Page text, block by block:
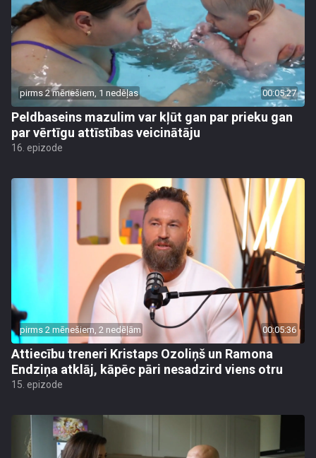
pirms 2 mēnešiem, 1 nedēļas 00:05:27
Peldbaseins mazulim var kļūt gan par prieku gan
par vērtīgu attīstības veicinātāju
16. epizode
pirms 2 mēnešiem, 2 nedēļām 00:05:36
Attiecību treneri Kristaps Ozoliņš un Ramona
Endziņa atklāj, kāpēc pāri nesadzird viens otru
15. epizode